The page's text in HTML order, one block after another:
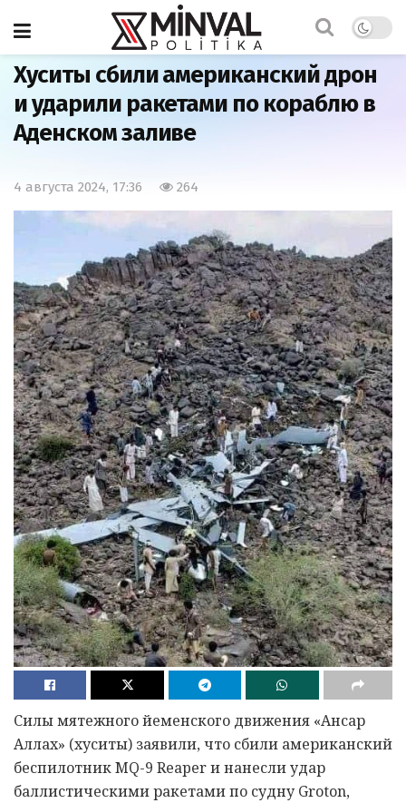
Главная
Хуситы сбили американский дрон
и ударили ракетами по кораблю в
Аденском заливе
4 августа 2024, 17:36 264
Силы мятежного йеменского движения «Ансар
Аллах» (хуситы) заявили, что сбили американский
беспилотник MQ-9 Reaper и нанесли удар
баллистическими ракетами по судну Groton,